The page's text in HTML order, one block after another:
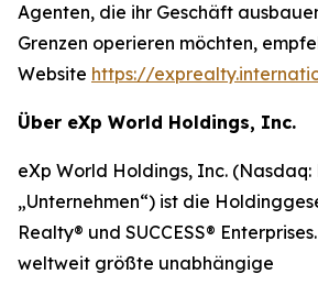
Agenten, die ihr Geschäft
Grenzen operieren möchten,
Website https://
Über eXp World Holdings, Inc.
eXp World Holdings, Inc. (Nasdaq:
„Unternehmen“) ist die
Realty® und SUCCESS®
weltweit größte unabhängige